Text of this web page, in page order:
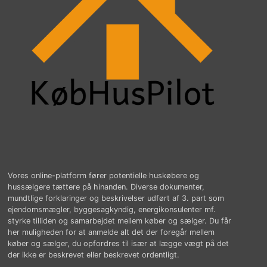
Vores online-platform fører potentielle huskøbere og
hussælgere tættere på hinanden. Diverse dokumenter,
mundtlige forklaringer og beskrivelser udført af 3. part som
ejendomsmægler, byggesagkyndig, energikonsulenter mf.
styrke tilliden og samarbejdet mellem køber og sælger. Du får
her muligheden for at anmelde alt det der foregår mellem
køber og sælger, du opfordres til især at lægge vægt på det
der ikke er beskrevet eller beskrevet ordentligt.